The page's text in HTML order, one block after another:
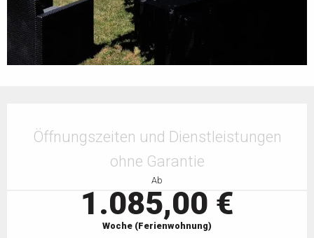
Öffnungszeiten und Dienstleistungen
ohne Garantie
Ab
1.085,00 €
Woche (Ferienwohnung)